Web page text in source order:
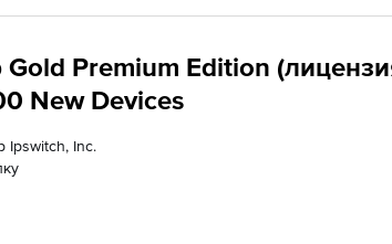
Premium Edition
New Devices
Ipswitch, Inc.